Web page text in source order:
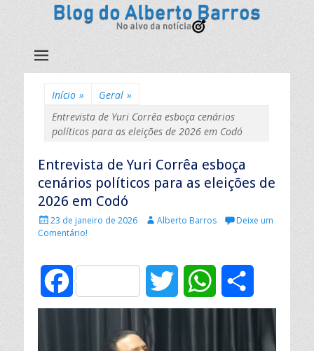
Início » Geral »
Entrevista de Yuri Corrêa esboça cenários
políticos para as eleições de 2026 em Codó
Entrevista de Yuri Corrêa esboça
cenários políticos para as eleições de
2026 em Codó
P
u
a
d
23 de janeiro de 2026
A
r
Alberto Barros
Deixe um
Comentário!
F
a w h o